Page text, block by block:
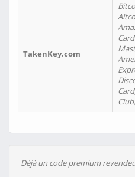
TakenKey.com
Déjà un code premium